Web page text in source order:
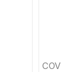
COV